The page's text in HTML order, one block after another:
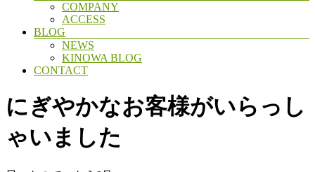
り
絵
の
COMPANY
ACCESS
BLOG
NEWS
KINOWA BLOG
CONTACT
にぎやかなお客様がいらっし
ゃいました